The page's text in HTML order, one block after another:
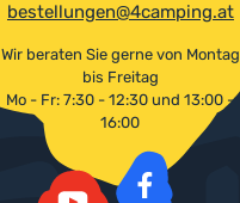
bestellungen@4camping.at
Wir beraten Sie gerne von Montag
bis Freitag
Mo - Fr: 7:30 - 12:30 und 13:00 -
16:00